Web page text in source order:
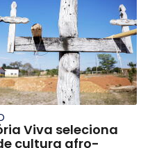
Viva seleciona
cultura afro-